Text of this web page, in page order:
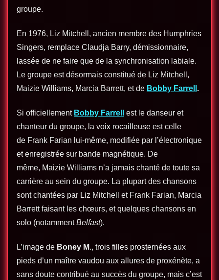
groupe.
En 1976, Liz Mitchell, ancien membre des Humphries
Singers, remplace Claudja Barry, démissionnaire,
lassée de ne faire que de la synchronisation labiale.
Le groupe est désormais constitué de Liz Mitchell,
Maizie Williams, Marcia Barrett, et de Bobby Farrell .
Si officiellement Bobby Farrell
est le danseur et
chanteur du groupe, la voix rocailleuse est celle
de Frank Farian lui-même, modifiée par l’électronique
et enregistrée sur bande magnétique. De
même, Maizie Williams n’a jamais chanté de toute sa
carrière au sein du groupe. La plupart des chansons
sont chantées par Liz Mitchell et Frank Farian, Marcia
Barrett faisant les chœurs, et quelques chansons en
solo (notammentBelfast).
L’image de Boney M., trois filles prosternées aux
pieds d’un maître vaudou aux allures de proxénète, a
sans doute contribué au succès du groupe, mais c’est